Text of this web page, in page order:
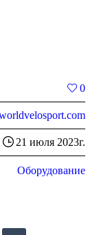
0
21 июля 2023г.
Оборудование